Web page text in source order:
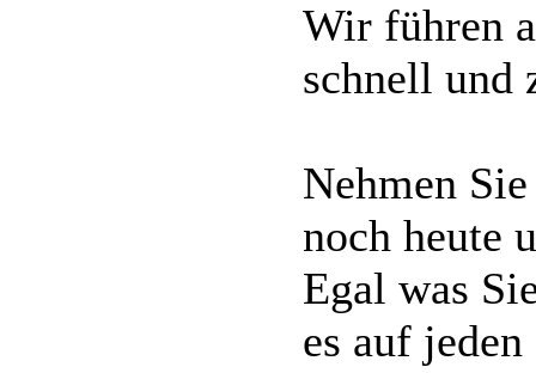
Wir führen
schnell und
Nehmen
noch heute
Egal was
es auf